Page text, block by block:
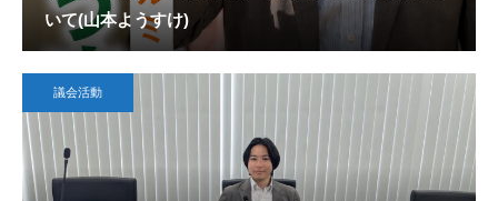
いて(山本ようすけ)
議会活動